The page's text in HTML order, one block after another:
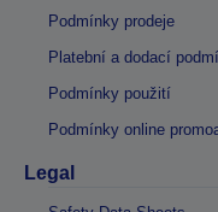
Podmínky prodeje
Platební a dodací
Podmínky použití
Podmínky online
Legal